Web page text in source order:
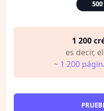
1 200
es decir,
~ 1 200